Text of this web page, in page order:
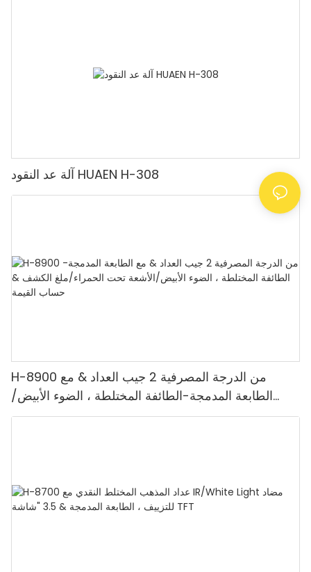
آلة عد النقود HUAEN H-308
H-8900 من الدرجة المصرفية 2 جيب العداد & مع
الطابعة المدمجة-الطائفة المختلطة ، الضوء الأبيض/
الأشعة تحت الحمراء/ملغ الكشف & حساب القيمة